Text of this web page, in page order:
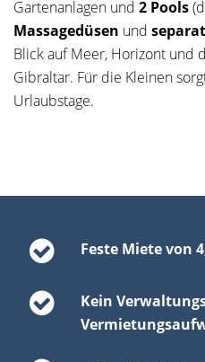
Gartenanlagen und 2 Pools
Massagedüsen und
Blick auf Meer, Horizont und
Gibraltar. Für die Kleinen
Urlaubstage.
Feste Miete von
Kein